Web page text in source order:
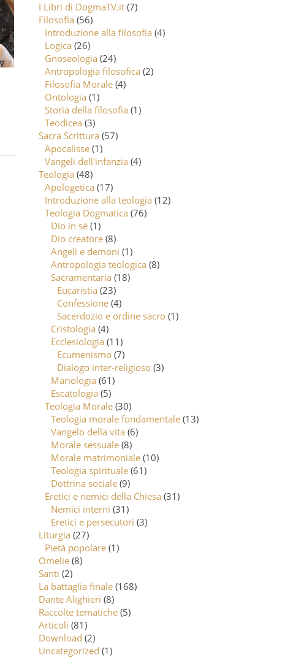
I Libri di DogmaTV.it (7)
Filosofia (56)
Introduzione alla filosofia (4)
Logica (26)
Gnoseologia (24)
Antropologia filosofica (2)
Filosofia Morale (4)
Ontologia (1)
Storia della filosofia (1)
Teodicea (3)
Sacra Scrittura (57)
Apocalisse (1)
Vangeli dell'infanzia (4)
Teologia (48)
Apologetica (17)
Introduzione alla teologia (12)
Teologia Dogmatica (76)
Dio in sé (1)
Dio creatore (8)
Angeli e demoni (1)
Antropologia teologica (8)
Sacramentaria (18)
Eucaristia (23)
Confessione (4)
Sacerdozio e ordine sacro (1)
Cristologia (4)
Ecclesiologia (11)
Ecumenismo (7)
Dialogo inter-religioso (3)
Mariologia (61)
Escatologia (5)
Teologia Morale (30)
Teologia morale fondamentale (13)
Vangelo della vita (6)
Morale sessuale (8)
Morale matrimoniale (10)
Teologia spirituale (61)
Dottrina sociale (9)
Eretici e nemici della Chiesa (31)
Nemici interni (31)
Eretici e persecutori (3)
Liturgia (27)
Pietà popolare (1)
Omelie (8)
Santi (2)
La battaglia finale (168)
Dante Alighieri (8)
Raccolte tematiche (5)
Articoli (81)
Download (2)
Uncategorized (1)